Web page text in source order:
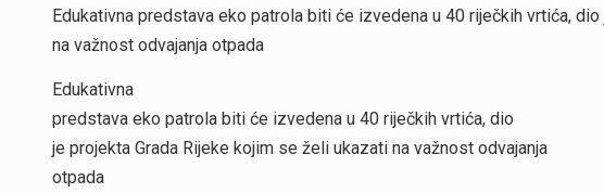
Edukativna predstava eko patrola biti će izvedena u 40 riječkih vrtića,
na važnost odvajanja otpada
Edukativna
predstava eko patrola biti će izvedena u 40 riječkih vrtića, dio
je projekta Grada Rijeke kojim se želi ukazati na važnost odvajanja
otpada